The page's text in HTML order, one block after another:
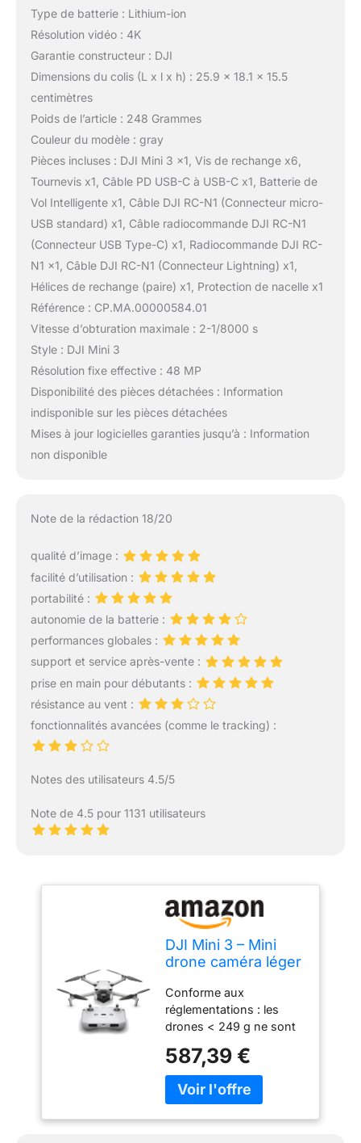
Type de batterie : Lithium-ion
Résolution vidéo : 4K
Garantie constructeur : DJI
Dimensions du colis (L x l x h) : 25.9 x 18.1 x 15.5
centimètres
Poids de l’article : 248 Grammes
Couleur du modèle : gray
Pièces incluses : DJI Mini 3 x1, Vis de rechange x6,
Tournevis x1, Câble PD USB-C à USB-C x1, Batterie de
Vol Intelligente x1, Câble DJI RC-N1 (Connecteur micro-
USB standard) x1, Câble radiocommande DJI RC-N1
(Connecteur USB Type-C) x1, Radiocommande DJI RC-
N1 x1, Câble DJI RC-N1 (Connecteur Lightning) x1,
Hélices de rechange (paire) x1, Protection de nacelle x1
Référence : CP.MA.00000584.01
Vitesse d’obturation maximale : 2-1/8000 s
Style : DJI Mini 3
Résolution fixe effective : 48 MP
Disponibilité des pièces détachées : Information
indisponible sur les pièces détachées
Mises à jour logicielles garanties jusqu’à : Information
non disponible
Note de la rédaction 18/20
qualité d’image :
facilité d’utilisation :
portabilité :
autonomie de la batterie :
performances globales :
support et service après-vente :
prise en main pour débutants :
résistance au vent :
fonctionnalités avancées (comme le tracking) :
Notes des utilisateurs 4.5/5
Note de 4.5 pour 1131 utilisateurs
DJI Mini 3 – Mini
drone caméra léger
vidéo 4K HDR,
temps de vol de 38
minutes, Prise
verticale réelle et
fonctions
intelligentes
Conforme aux
réglementations : les
drones < 249 g ne sont
dans la plupart des pays.
Profitez du plaisir du vol
sans la fastidieuse
587,39 €